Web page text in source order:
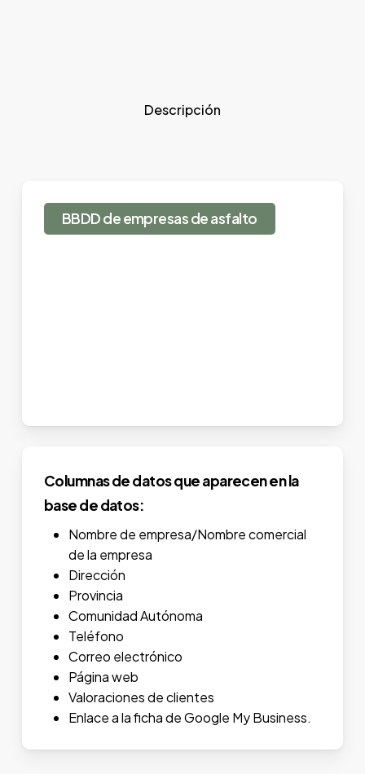
Descripción
BBDD de empresas de asfalto
Columnas de datos que aparecen en la
base de datos:
Nombre de empresa/Nombre comercial
de la empresa
Dirección
Provincia
Comunidad Autónoma
Teléfono
Correo electrónico
Página web
Valoraciones de clientes
Enlace a la ficha de Google My Business.